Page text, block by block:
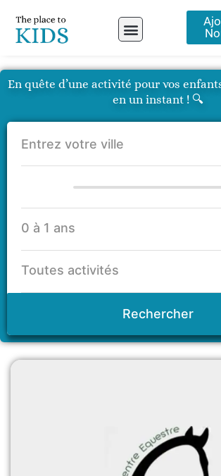
contenu
En quête d’une activité pour vos
en un instant ! 🔍
Rechercher